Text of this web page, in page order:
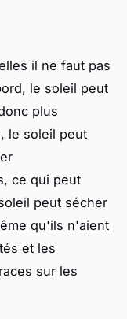
il ne faut pas
le soleil peut
plus
le soleil peut
ce qui peut
peut sécher
qu'ils n'aient
et les
sur les